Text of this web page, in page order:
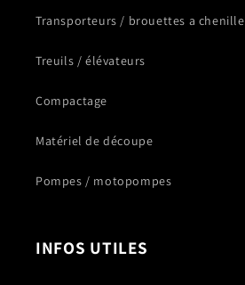
Transporteurs / brouettes a chenille
Treuils / élévateurs
Compactage
Matériel de découpe
Pompes / motopompes
INFOS UTILES